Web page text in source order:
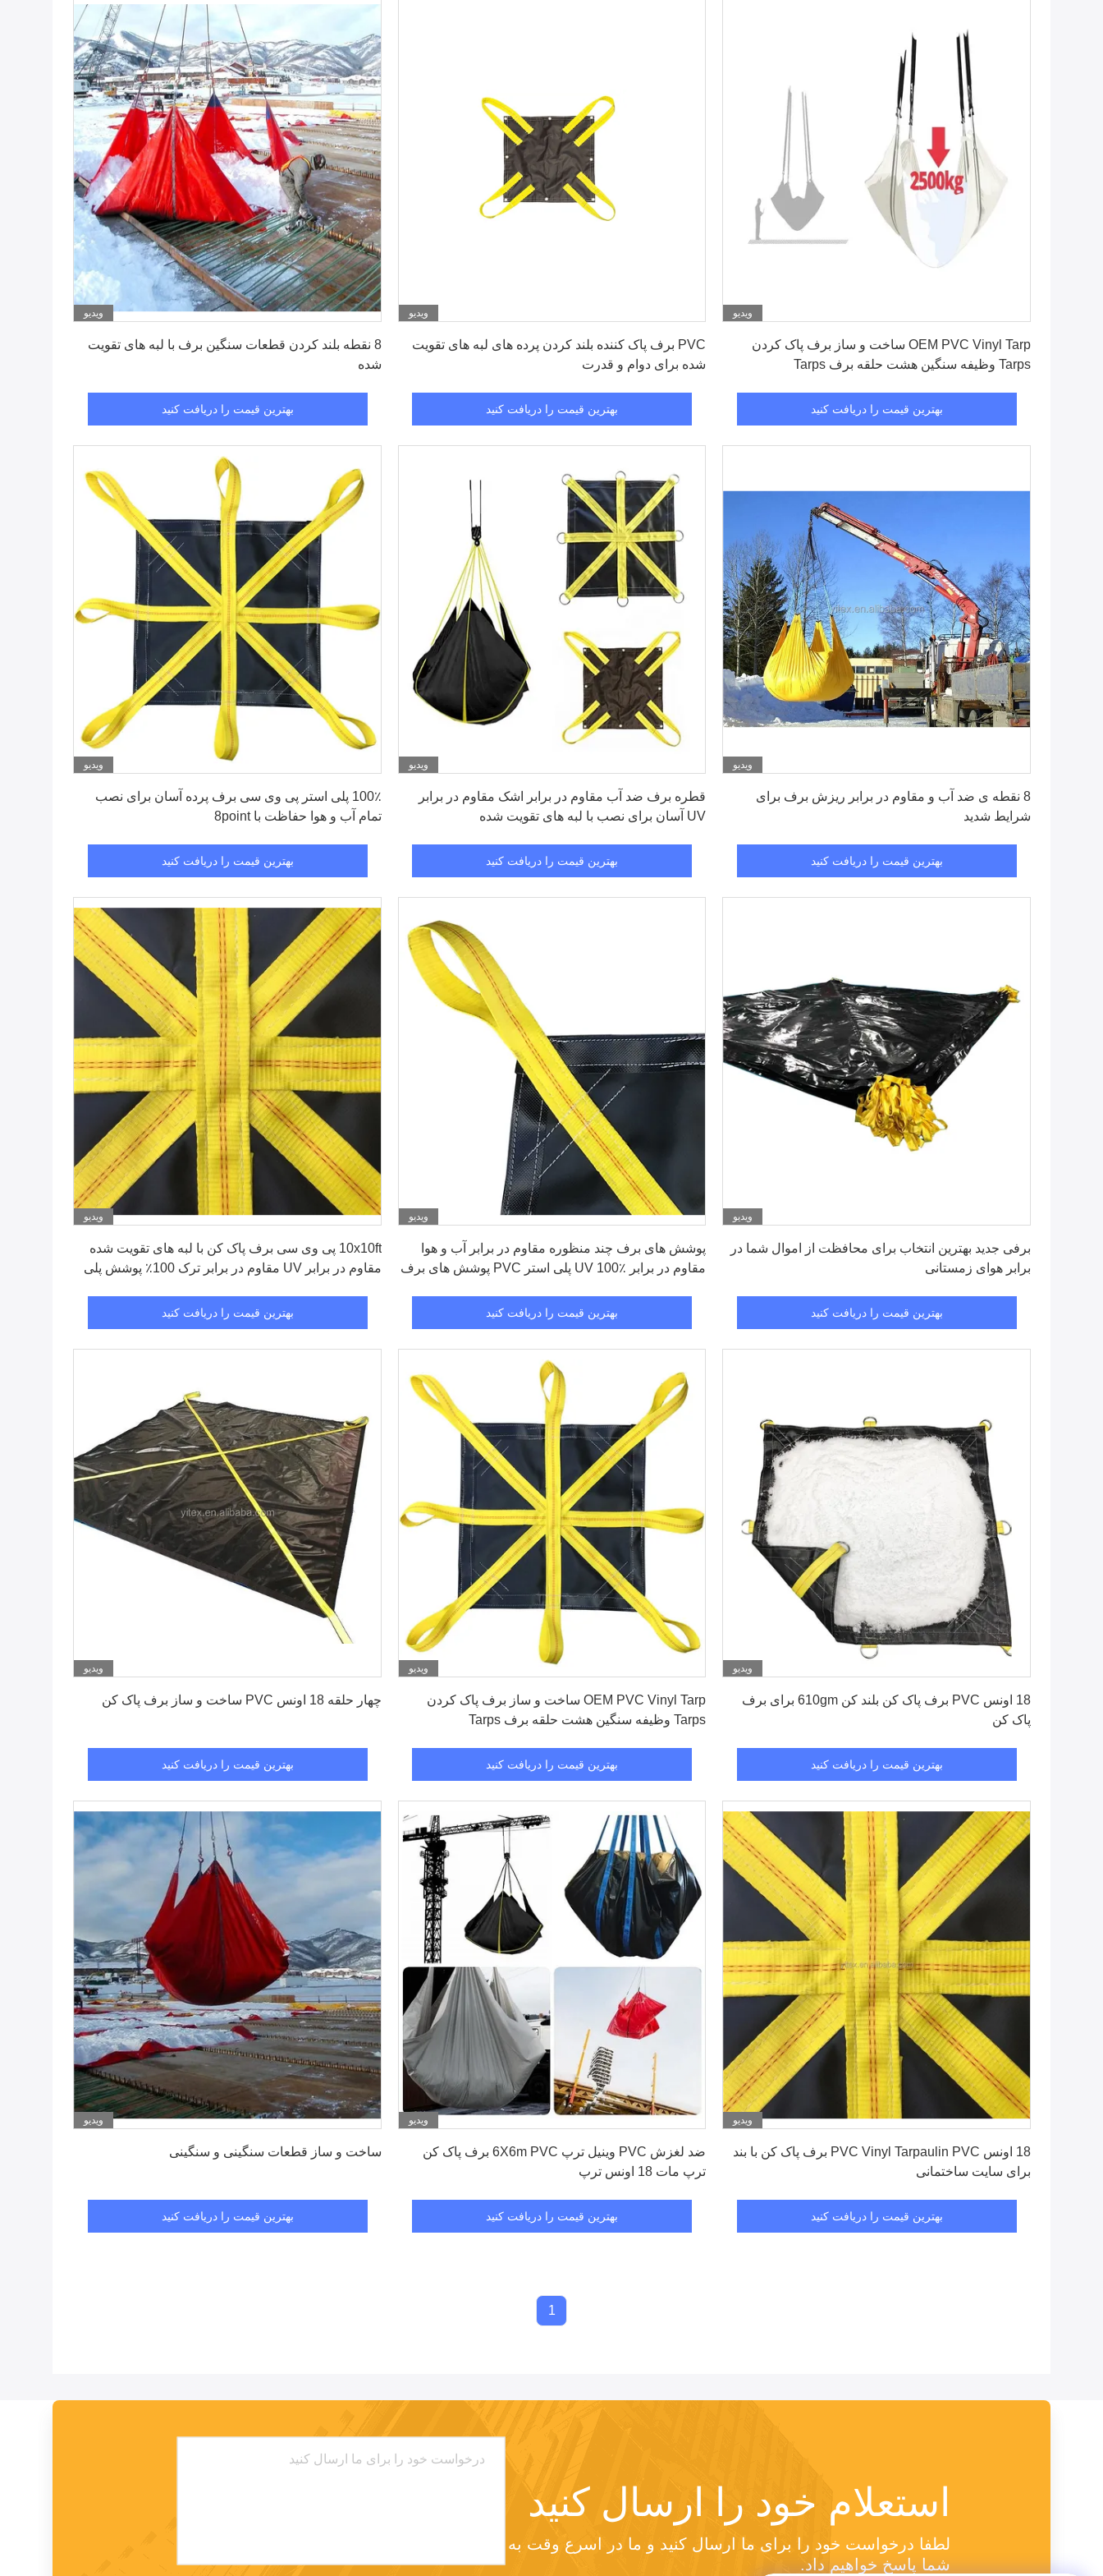
ویدیو
OEM PVC Vinyl Tarp ساخت و ساز برف پاک کردن
Tarps وظیفه سنگین هشت حلقه برف Tarps
بهترین قیمت را دریافت کنید
ویدیو
PVC برف پاک کننده بلند کردن پرده های لبه های تقویت
شده برای دوام و قدرت
بهترین قیمت را دریافت کنید
ویدیو
8 نقطه بلند کردن قطعات سنگین برف با لبه های تقویت
شده
بهترین قیمت را دریافت کنید
ویدیو
8 نقطه ی ضد آب و مقاوم در برابر ریزش برف برای
شرایط شدید
بهترین قیمت را دریافت کنید
ویدیو
قطره برف ضد آب مقاوم در برابر اشک مقاوم در برابر
UV آسان برای نصب با لبه های تقویت شده
بهترین قیمت را دریافت کنید
ویدیو
100٪ پلی استر پی وی سی برف پرده آسان برای نصب
تمام آب و هوا حفاظت با 8point
بهترین قیمت را دریافت کنید
ویدیو
برفی جدید بهترین انتخاب برای محافظت از اموال شما در
برابر هوای زمستانی
بهترین قیمت را دریافت کنید
ویدیو
پوشش های برف چند منظوره مقاوم در برابر آب و هوا
مقاوم در برابر UV 100٪ پلی استر PVC پوشش های برف
بهترین قیمت را دریافت کنید
ویدیو
10x10ft پی وی سی برف پاک کن با لبه های تقویت شده
مقاوم در برابر UV مقاوم در برابر ترک 100٪ پوشش پلی
بهترین قیمت را دریافت کنید
ویدیو
18 اونس PVC برف پاک کن بلند کن 610gm برای برف
پاک کن
بهترین قیمت را دریافت کنید
ویدیو
OEM PVC Vinyl Tarp ساخت و ساز برف پاک کردن
Tarps وظیفه سنگین هشت حلقه برف Tarps
بهترین قیمت را دریافت کنید
ویدیو
چهار حلقه 18 اونس PVC ساخت و ساز برف پاک کن
بهترین قیمت را دریافت کنید
ویدیو
18 اونس PVC Vinyl Tarpaulin PVC برف پاک کن با بند
برای سایت ساختمانی
بهترین قیمت را دریافت کنید
ویدیو
ضد لغزش PVC وینیل ترپ 6X6m PVC برف پاک کن
ترپ مات 18 اونس ترپ
بهترین قیمت را دریافت کنید
ویدیو
ساخت و ساز قطعات سنگینی و سنگینی
بهترین قیمت را دریافت کنید
1
استعلام خود را ارسال کنید
شما پاسخ خواهیم داد.